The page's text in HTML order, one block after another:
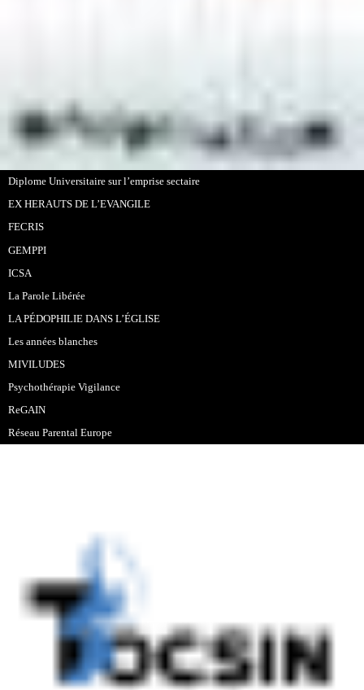
Diplome Universitaire sur l’emprise sectaire
EX HERAUTS DE L’EVANGILE
FECRIS
GEMPPI
ICSA
La Parole Libérée
LA PÉDOPHILIE DANS L’ÉGLISE
Les années blanches
MIVILUDES
Psychothérapie Vigilance
ReGAIN
Réseau Parental Europe